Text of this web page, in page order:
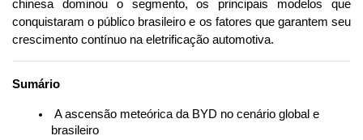
chinesa dominou o segmento, os principais modelos que
conquistaram o público brasileiro e os fatores que garantem seu
crescimento contínuo na eletrificação automotiva.
Sumário
A ascensão meteórica da BYD no cenário global e
brasileiro